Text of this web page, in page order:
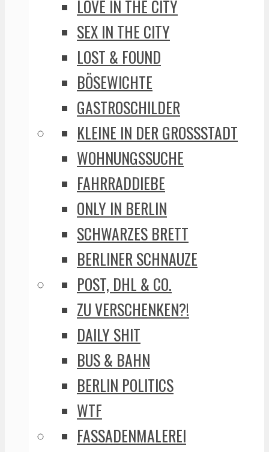
LOVE IN THE CITY
SEX IN THE CITY
LOST & FOUND
BÖSEWICHTE
GASTROSCHILDER
KLEINE IN DER GROSSSTADT
WOHNUNGSSUCHE
FAHRRADDIEBE
ONLY IN BERLIN
SCHWARZES BRETT
BERLINER SCHNAUZE
POST, DHL & CO.
ZU VERSCHENKEN?!
DAILY SHIT
BUS & BAHN
BERLIN POLITICS
WTF
FASSADENMALEREI